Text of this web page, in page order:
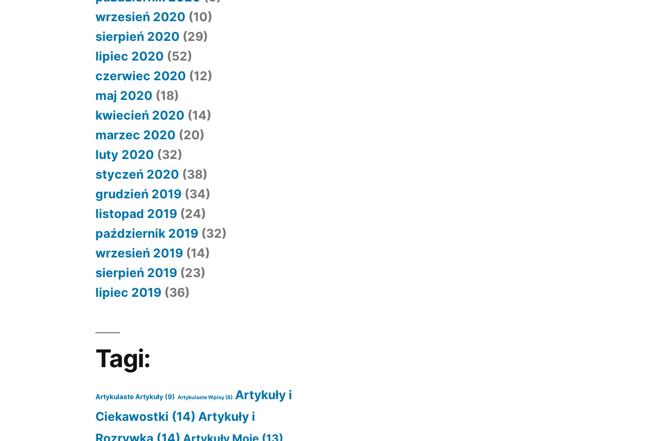
wrzesień 2020 (10)
sierpień 2020 (29)
lipiec 2020 (52)
czerwiec 2020 (12)
maj 2020 (18)
kwiecień 2020 (14)
marzec 2020 (20)
luty 2020 (32)
styczeń 2020 (38)
grudzień 2019 (34)
listopad 2019 (24)
październik 2019 (32)
wrzesień 2019 (14)
sierpień 2019 (23)
lipiec 2019 (36)
Tagi:
Artykulaste Artykuły (9) Artykulaste Wpisy (8) Artykuły i
Ciekawostki (14) Artykuły i
Rozrywka (14) Artykuły Moje (13)